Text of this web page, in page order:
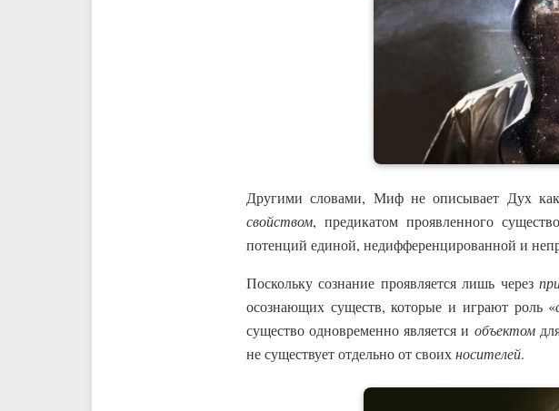
Другими словами, Миф не описывает Дух
свойством, предикатом проявленного
потенций единой, недифференцированной и
Поскольку сознание проявляется лишь через
осознающих существ, которые и играют роль «
существо одновременно является и объектом
не существует отдельно от своихносителей.